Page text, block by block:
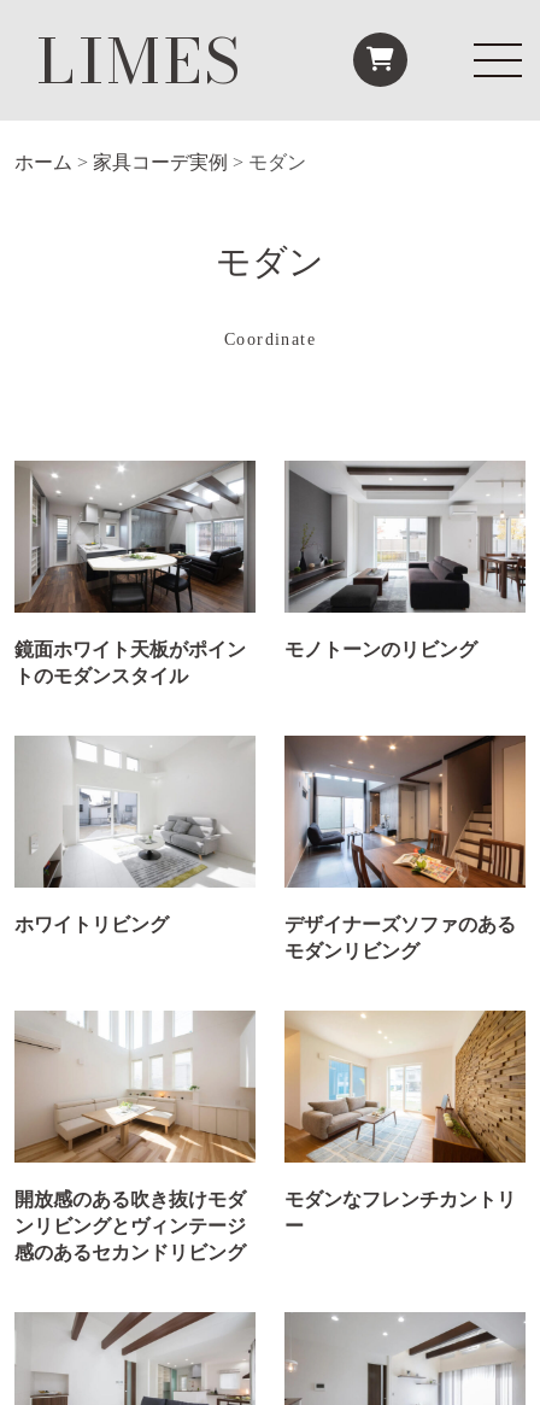
LIMES
ホーム > 家具コーデ実例 > モダン
モダン
Coordinate
鏡面ホワイト天板がポイン
トのモダンスタイル
モノトーンのリビング
ホワイトリビング
デザイナーズソファのある
モダンリビング
開放感のある吹き抜けモダ
ンリビングとヴィンテージ
感のあるセカンドリビング
モダンなフレンチカントリ
ー